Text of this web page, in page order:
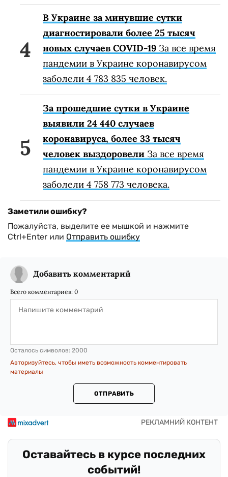
В Украине за минувшие сутки
диагностировали более 25 тысяч
новых случаев COVID-19 За все время
пандемии в Украине коронавирусом
заболели 4 783 835 человек.
За прошедшие сутки в Украине
выявили 24 440 случаев
коронавируса, более 33 тысяч
человек выздоровели За все время
пандемии в Украине коронавирусом
заболели 4 758 773 человека.
Заметили ошибку?
Пожалуйста, выделите ее мышкой и нажмите
Ctrl+Enter или Отправить ошибку
Добавить комментарий
Всего комментариев: 0
Осталось символов: 2000
Авторизуйтесь, чтобы иметь возможность комментировать
материалы
ОТПРАВИТЬ
Оставайтесь в курсе последних
событий!